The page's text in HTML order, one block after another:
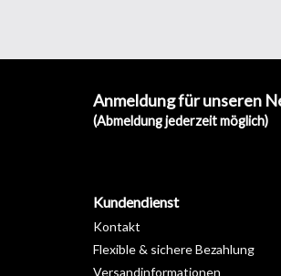
Anmeldung für unseren
(Abmeldung jederzeit möglich)
Kundendienst
Kontakt
Flexible & sichere Bezahlung
Versandinformationen